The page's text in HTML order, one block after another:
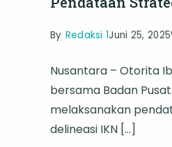
By Redaksi 1Juni 25, 2025
Nusantara – Otorita
bersama Badan
melaksanakan
delineasi IKN […]